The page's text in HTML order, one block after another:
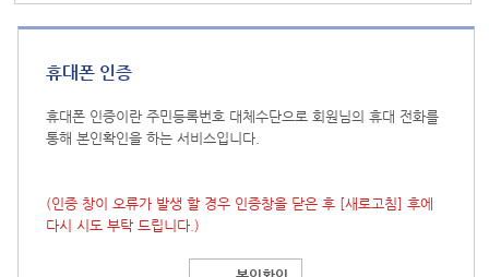
휴대폰 인증
휴대폰 인증이란 주민등록번호 대체수단으로 회원님의 휴대 전화를
통해 본인확인을 하는 서비스입니다.
(인증 창이 오류가 발생 할 경우 인증창을 닫은 후 [새로고침] 후에
다시 시도 부탁 드립니다.)